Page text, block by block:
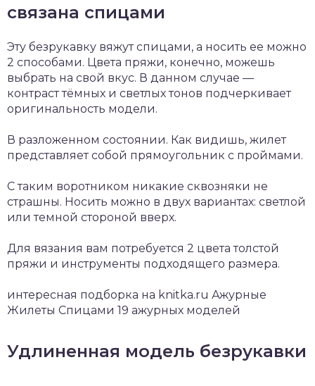
связана спицами
Эту безрукавку вяжут спицами, а носить ее можно
2 способами. Цвета пряжи, конечно, можешь
выбрать на свой вкус. В данном случае —
контраст тёмных и светлых тонов подчеркивает
оригинальность модели.
В разложенном состоянии. Как видишь, жилет
представляет собой прямоугольник с проймами.
С таким воротником никакие сквозняки не
страшны. Носить можно в двух вариантах: светлой
или темной стороной вверх.
Для вязания вам потребуется 2 цвета толстой
пряжи и инструменты подходящего размера.
интересная подборка на knitka.ru Ажурные
Жилеты Спицами 19 ажурных моделей
Удлиненная модель безрукавки